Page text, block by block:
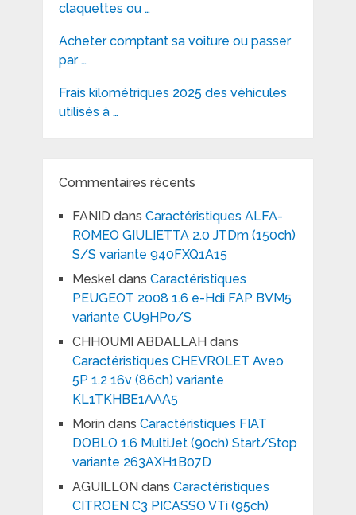
claquettes ou …
Acheter comptant sa voiture ou passer
par …
Frais kilométriques 2025 des véhicules
utilisés à …
Commentaires récents
FANID dans Caractéristiques ALFA-
ROMEO GIULIETTA 2.0 JTDm (150ch)
S/S variante 940FXQ1A15
Meskeldans Caractéristiques
PEUGEOT 2008 1.6 e-Hdi FAP BVM5
variante CU9HP0/S
CHHOUMI ABDALLAH dans
Caractéristiques CHEVROLET Aveo
5P 1.2 16v (86ch) variante
KL1TKHBE1AAA5
Morindans Caractéristiques FIAT
DOBLO 1.6 MultiJet (90ch) Start/Stop
variante 263AXH1B07D
AGUILLON dans Caractéristiques
CITROEN C3 PICASSO VTi (95ch)